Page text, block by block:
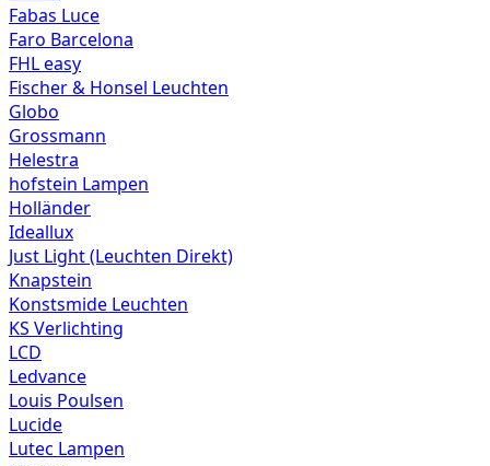
Fabas Luce
Faro Barcelona
FHL easy
Fischer & Honsel Leuchten
Globo
Grossmann
Helestra
hofstein Lampen
Holländer
Ideallux
Just Light (Leuchten Direkt)
Knapstein
Konstsmide Leuchten
KS Verlichting
LCD
Ledvance
Louis Poulsen
Lucide
Lutec Lampen